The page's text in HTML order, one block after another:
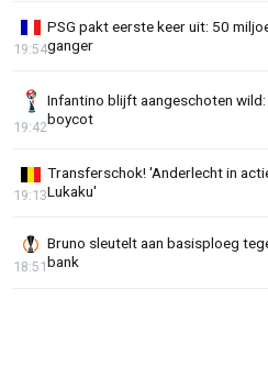
PSG pakt eerste keer uit: 50
ganger
19:54
Infantino blijft aangeschoten wild:
boycot
19:42
Transferschok! 'Anderlecht in
Lukaku'
19:13
Bruno sleutelt aan basisploeg
bank
18:51